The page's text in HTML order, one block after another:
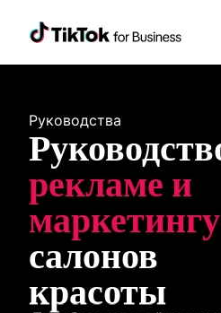
Руководства
рекламе и
маркетингу
салонов
красоты